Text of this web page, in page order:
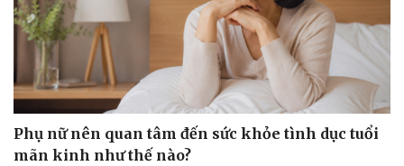
Phụ nữ nên quan tâm đến sức khỏe tình dục tuổi
mãn kinh như thế nào?